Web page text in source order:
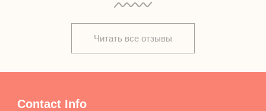
Читать все отзывы
Contact Info